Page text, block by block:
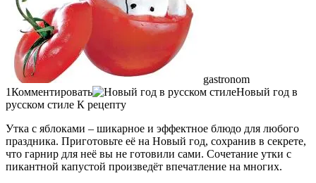
gastronom
1Комментировать
Новый год в
русском стиле К рецепту
Утка с яблоками – шикарное и эффектное блюдо для любого
праздника. Приготовьте её на Новый год, сохранив в секрете,
что гарнир для неё вы не готовили сами. Сочетание утки с
пикантной капустой произведёт впечатление на многих.